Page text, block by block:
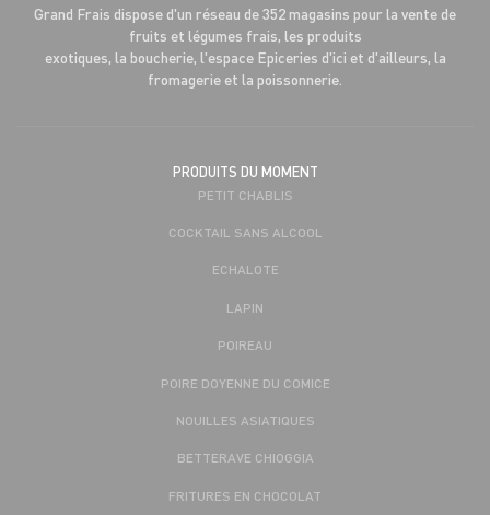
Grand Frais dispose d'un réseau de 352 magasins pour la vente de
fruits et légumes frais, les produits
exotiques, la boucherie, l'espace Epiceries d'ici et d'ailleurs, la
fromagerie et la poissonnerie.
PRODUITS DU MOMENT
PETIT CHABLIS
COCKTAIL SANS ALCOOL
ECHALOTE
LAPIN
POIREAU
POIRE DOYENNE DU COMICE
NOUILLES ASIATIQUES
BETTERAVE CHIOGGIA
FRITURES EN CHOCOLAT